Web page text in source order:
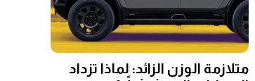
متلازمة الوزن الزائد: لماذا تزداد